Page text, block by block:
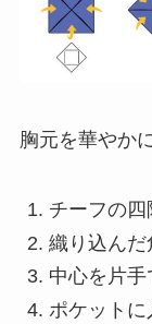
胸元を華やか
チーフの
織り込んだ
中心を片
ポケット